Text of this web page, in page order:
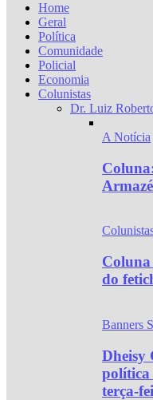
Home
Geral
Política
Comunidade
Policial
Economia
Colunistas
Dr. Luiz
A Notícia
Coluna
do
Banners
Dheisy
terça-